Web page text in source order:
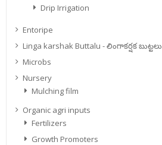
Drip Irrigation
Entoripe
Linga karshak Buttalu - లింగాకర్షక బుట్టలు
Microbs
Nursery
Mulching film
Organic agri inputs
Fertilizers
Growth Promoters